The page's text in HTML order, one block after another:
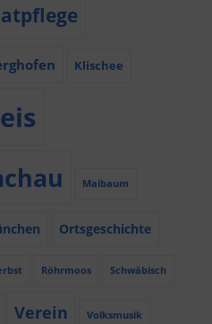
Klischee
Maibaum
Ortsgeschichte
Röhrmoos Schwäbisch
Verein Volksmusik